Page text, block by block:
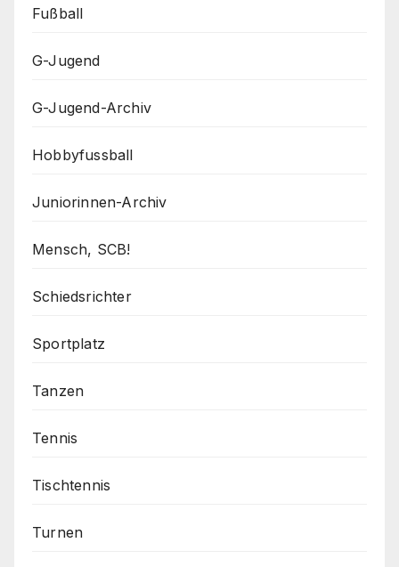
Fußball
G-Jugend
G-Jugend-Archiv
Hobbyfussball
Juniorinnen-Archiv
Mensch, SCB!
Schiedsrichter
Sportplatz
Tanzen
Tennis
Tischtennis
Turnen